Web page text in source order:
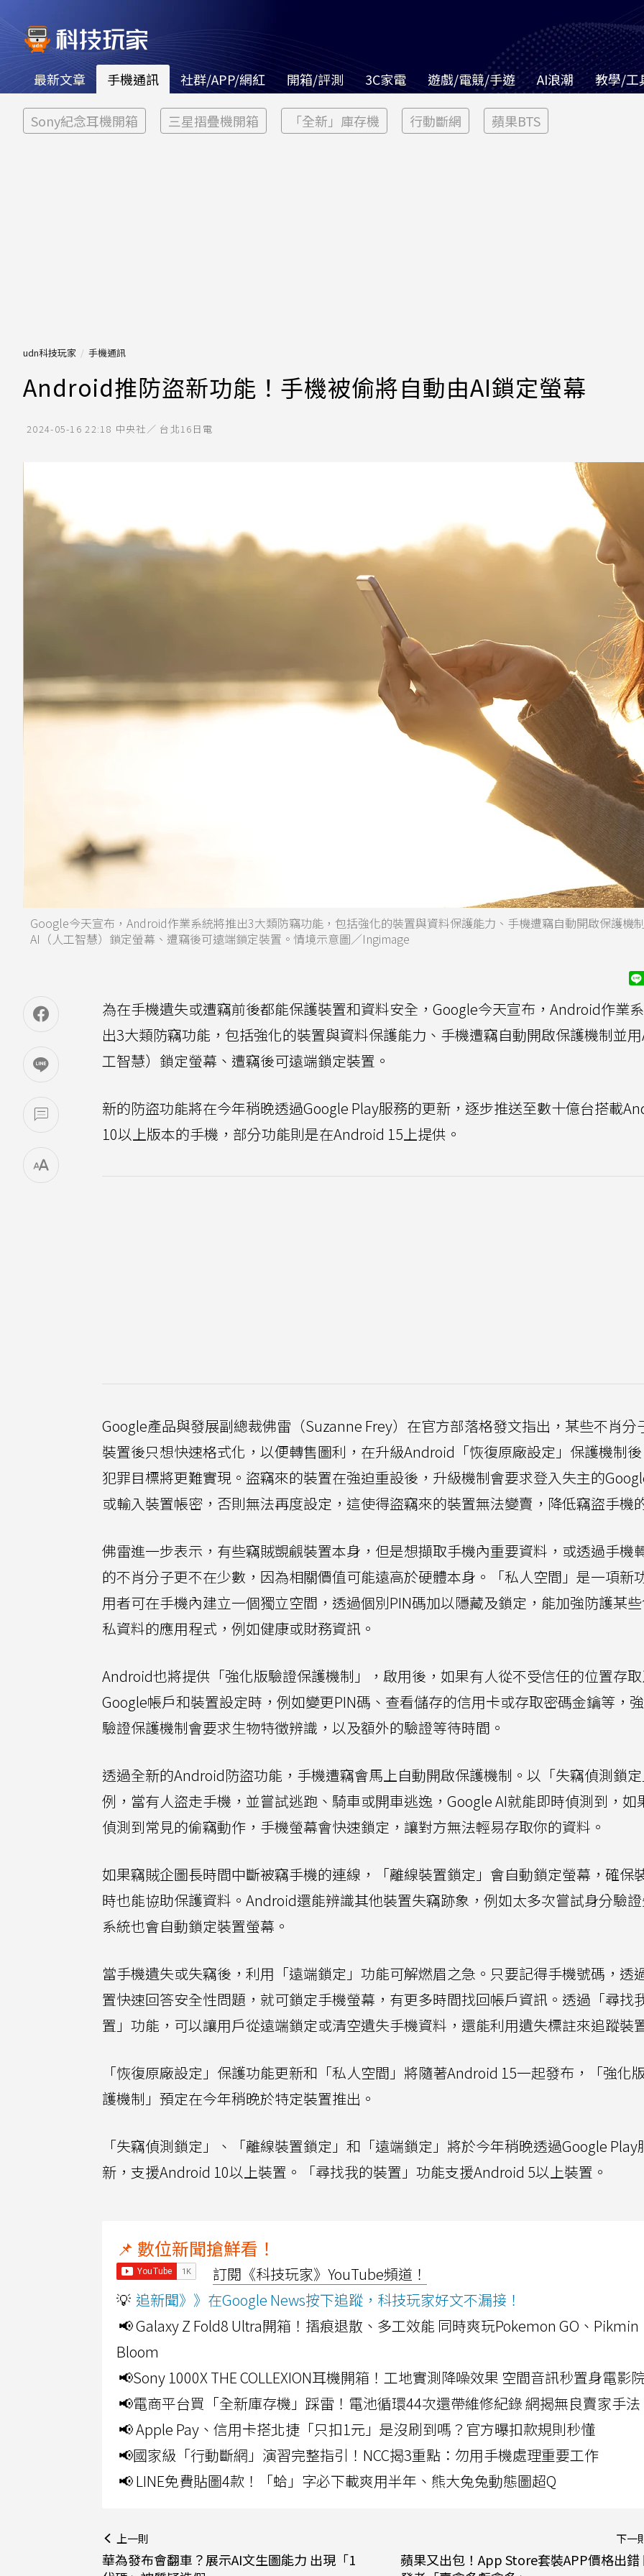
最新文章 手機通訊 社群/APP/網紅 開箱/評測 3C家電 遊戲/電競/手遊 AI浪潮 教學/工
Sony紀念耳機開箱 三星摺疊機開箱 「全新」庫存機 行動斷網 蘋果BTS
udn科技玩家 手機通訊
Android推防盜新功能！手機被偷將自動由AI鎖定螢幕
2024-05-16 22:18 中央社／ 台北16日電
Google今天宣布，Android作業系統將推出3大類防竊功能，包括強化的裝置與資料保護能力、手機遭竊自動開啟保護機
AI（人工智慧）鎖定螢幕、遭竊後可遠端鎖定裝置。情境示意圖／Ingimage
為在手機遺失或遭竊前後都能保護裝置和資料安全，Google今天宣布，Android作業
出3大類防竊功能，包括強化的裝置與資料保護能力、手機遭竊自動開啟保護機制並
工智慧）鎖定螢幕、遭竊後可遠端鎖定裝置。
新的防盜功能將在今年稍晚透過Google Play服務的更新，逐步推送至數十億台搭載
10以上版本的手機，部分功能則是在Android 15上提供。
Google產品與發展副總裁佛雷（Suzanne Frey）在官方部落格發文指出，某些不肖分
裝置後只想快速格式化，以便轉售圖利，在升級Android「恢復原廠設定」保護機制
犯罪目標將更難實現。盜竊來的裝置在強迫重設後，升級機制會要求登入失主的
或輸入裝置帳密，否則無法再度設定，這使得盜竊來的裝置無法變賣，降低竊盜手機
佛雷進一步表示，有些竊賊覬覦裝置本身，但是想擷取手機內重要資料，或透過手機
的不肖分子更不在少數，因為相關價值可能遠高於硬體本身。「私人空間」是一項新
用者可在手機內建立一個獨立空間，透過個別PIN碼加以隱藏及鎖定，能加強防護某
私資料的應用程式，例如健康或財務資訊。
Android也將提供「強化版驗證保護機制」，啟用後，如果有人從不受信任的位置存
Google帳戶和裝置設定時，例如變更PIN碼、查看儲存的信用卡或存取密碼金鑰等，
驗證保護機制會要求生物特徵辨識，以及額外的驗證等待時間。
透過全新的Android防盜功能，手機遭竊會馬上自動開啟保護機制。以「失竊偵測鎖
例，當有人盜走手機，並嘗試逃跑、騎車或開車逃逸，Google AI就能即時偵測到，如
偵測到常見的偷竊動作，手機螢幕會快速鎖定，讓對方無法輕易存取你的資料。
如果竊賊企圖長時間中斷被竊手機的連線，「離線裝置鎖定」會自動鎖定螢幕，確保
時也能協助保護資料。Android還能辨識其他裝置失竊跡象，例如太多次嘗試身分驗
系統也會自動鎖定裝置螢幕。
當手機遺失或失竊後，利用「遠端鎖定」功能可解燃眉之急。只要記得手機號碼，透
置快速回答安全性問題，就可鎖定手機螢幕，有更多時間找回帳戶資訊。透過「尋找
置」功能，可以讓用戶從遠端鎖定或清空遺失手機資料，還能利用遺失標註來追蹤裝
「恢復原廠設定」保護功能更新和「私人空間」將隨著Android 15一起發布，「強化
護機制」預定在今年稍晚於特定裝置推出。
「失竊偵測鎖定」、「離線裝置鎖定」和「遠端鎖定」將於今年稍晚透過Google Play
新，支援Android 10以上裝置。「尋找我的裝置」功能支援Android 5以上裝置。
📌 數位新聞搶鮮看！
訂閱《科技玩家》YouTube頻道！
💡 追新聞》》在Google News按下追蹤，科技玩家好文不漏接！
📢 Galaxy Z Fold8 Ultra開箱！摺痕退散、多工效能 同時爽玩Pokemon GO、Pikmin
Bloom
📢Sony 1000X THE COLLEXION耳機開箱！工地實測降噪效果 空間音訊秒置身電影
📢電商平台買「全新庫存機」踩雷！電池循環44次還帶維修紀錄 網揭無良賣家手法
📢 Apple Pay、信用卡搭北捷「只扣1元」是沒刷到嗎？官方曝扣款規則秒懂
📢國家級「行動斷網」演習完整指引！NCC揭3重點：勿用手機處理重要工作
📢 LINE免費貼圖4款！「蛤」字必下載爽用半年、熊大兔兔動態圖超Q
上一則
華為發布會翻車？展示AI文生圖能力 出現「1
下一
蘋果又出包！App Store套裝APP價格出錯